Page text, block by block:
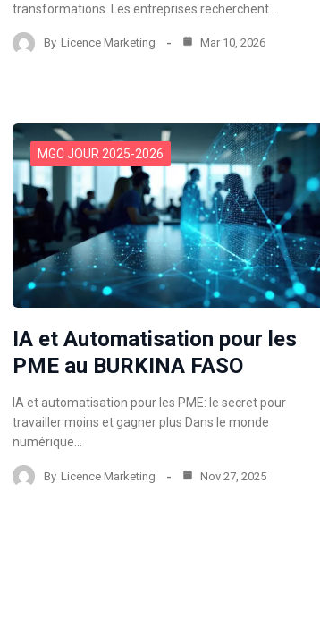
transformations. Les entreprises recherchent…
By Licence Marketing Mar 10, 2026
MGC JOUR 2025-2026
IA et Automatisation pour les
PME au BURKINA FASO
IA et automatisation pour les PME: le secret pour
travailler moins et gagner plus Dans le monde
numérique…
By Licence Marketing Nov 27, 2025